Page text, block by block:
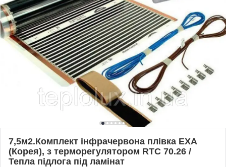
7,5м2.Комплект інфрачервона плівка EXA
(Корея), з терморегулятором RTC 70.26 /
Тепла підлога під ламінат